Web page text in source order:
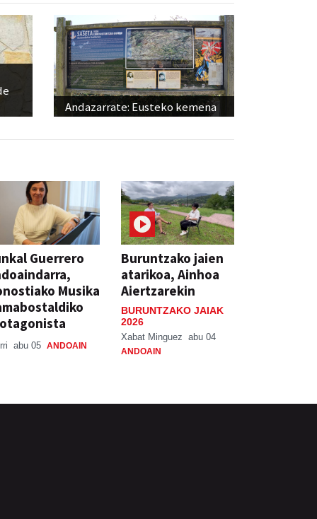
Andazarrate: Eusteko kemena
Guerrero
Musika
abu 05 ANDOAIN
Buruntzako jaien
atarikoa, Ainhoa
Aiertzarekin
BURUNTZAKO JAIAK
2026
Xabat Minguez abu 04
ANDOAIN